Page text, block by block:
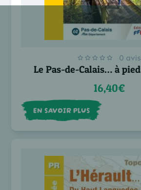
0 avis
Le Pas-de-Calais… à pied
16,40€
EN SAVOIR PLUS